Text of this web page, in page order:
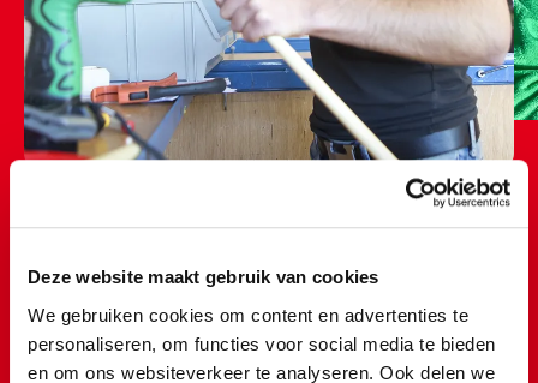
Deze website maakt gebruik van cookies
We gebruiken cookies om content en advertenties te
personaliseren, om functies voor social media te bieden
en om ons websiteverkeer te analyseren. Ook delen we
Tijdens mijn stage heb ik op
veel verschillende afdelingen